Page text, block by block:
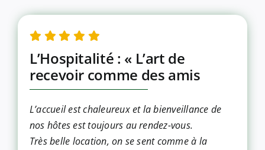
L’Hospitalité : « L’art de
recevoir comme des amis
L’accueil est chaleureux et la bienveillance de
nos hôtes est toujours au rendez-vous.
Très belle location, on se sent comme à la